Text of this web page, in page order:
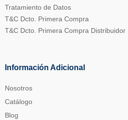
Tratamiento de Datos
T&C Dcto. Primera Compra
T&C Dcto. Primera Compra Distribuidor
Información Adicional
Nosotros
Catálogo
Blog